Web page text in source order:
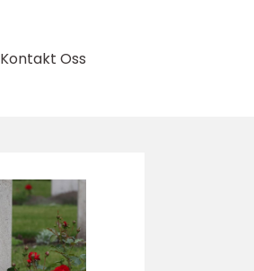
Kontakt Oss